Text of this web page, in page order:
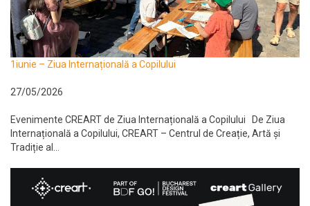
1iunie – Ziua Internațională a Copilului
27/05/2026
Evenimente CREART de Ziua Internațională a Copilului De Ziua
Internațională a Copilului, CREART – Centrul de Creație, Artă și
Tradiție al...